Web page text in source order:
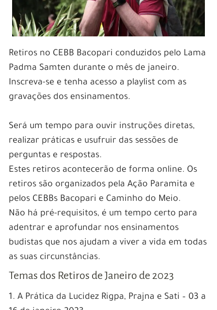
Retiros no CEBB Bacopari conduzidos pelo Lama
Padma Samten durante o mês de janeiro.
Inscreva-se e tenha acesso a playlist com as
gravações dos ensinamentos.
Será um tempo para ouvir instruções diretas,
realizar práticas e usufruir das sessões de
perguntas e respostas.
Estes retiros acontecerão de forma online. Os
retiros são organizados pela Ação Paramita e
pelos CEBBs Bacopari e Caminho do Meio.
Não há pré-requisitos, é um tempo certo para
adentrar e aprofundar nos ensinamentos
budistas que nos ajudam a viver a vida em todas
as suas circunstâncias.
Temas dos Retiros de Janeiro de 2023
1. A Prática da Lucidez Rigpa, Prajna e Sati – 03 a